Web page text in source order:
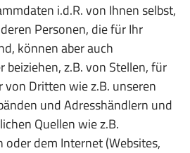
i.d.R. von Ihnen selbst,
Personen, die für Ihr
können aber auch
z.B. von Stellen, für
von Dritten wie z.B. unseren
und Adresshändlern und
Quellen wie z.B.
dem Internet (Websites,